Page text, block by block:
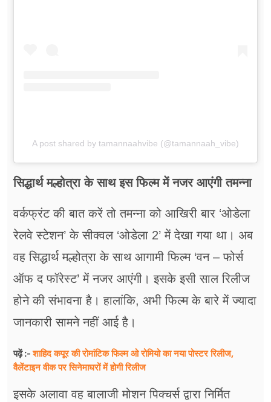
A post shared by tamannaahvibe (@tamannaah_vibe)
सिद्धार्थ मल्होत्रा के साथ इस फिल्म में नजर आएंगी तमन्ना
वर्कफ्रंट की बात करें तो तमन्ना को आखिरी बार ‘ओडेला
रेलवे स्टेशन’ के सीक्वल ‘ओडेला 2’ में देखा गया था। अब
वह सिद्धार्थ मल्होत्रा के साथ आगामी फिल्म ‘वन – फोर्स
ऑफ द फॉरेस्ट’ में नजर आएंगी। इसके इसी साल रिलीज
होने की संभावना है। हालांकि, अभी फिल्म के बारे में ज्यादा
जानकारी सामने नहीं आई है।
पढ़ें :-शाहिद कपूर की रोमांटिक फिल्म ओ रोमियो का नया पोस्टर रिलीज,
वैलेंटाइन वीक पर ​सिनेमाघरों में होगी रिलीज
इसके अलावा वह बालाजी मोशन पिक्चर्स द्वारा निर्मित